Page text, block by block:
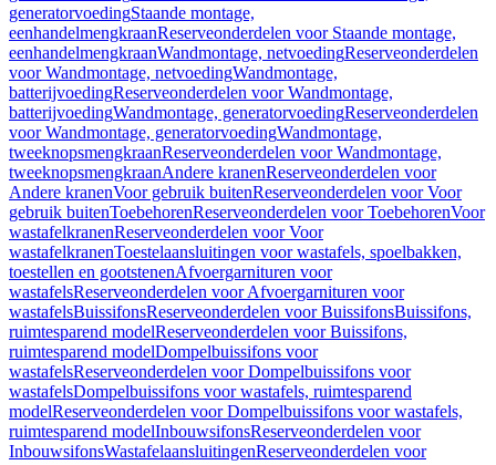
generatorvoedingStaande montage,
eenhandelmengkraanReserveonderdelen voor Staande montage,
eenhandelmengkraanWandmontage, netvoedingReserveonderdelen
voor Wandmontage, netvoedingWandmontage,
batterijvoedingReserveonderdelen voor Wandmontage,
batterijvoedingWandmontage, generatorvoedingReserveonderdelen
voor Wandmontage, generatorvoedingWandmontage,
tweeknopsmengkraanReserveonderdelen voor Wandmontage,
tweeknopsmengkraanAndere kranenReserveonderdelen voor
Andere kranenVoor gebruik buitenReserveonderdelen voor Voor
gebruik buitenToebehorenReserveonderdelen voor ToebehorenVoor
wastafelkranenReserveonderdelen voor Voor
wastafelkranenToestelaansluitingen voor wastafels, spoelbakken,
toestellen en gootstenenAfvoergarnituren voor
wastafelsReserveonderdelen voor Afvoergarnituren voor
wastafelsBuissifonsReserveonderdelen voor BuissifonsBuissifons,
ruimtesparend modelReserveonderdelen voor Buissifons,
ruimtesparend modelDompelbuissifons voor
wastafelsReserveonderdelen voor Dompelbuissifons voor
wastafelsDompelbuissifons voor wastafels, ruimtesparend
modelReserveonderdelen voor Dompelbuissifons voor wastafels,
ruimtesparend modelInbouwsifonsReserveonderdelen voor
InbouwsifonsWastafelaansluitingenReserveonderdelen voor